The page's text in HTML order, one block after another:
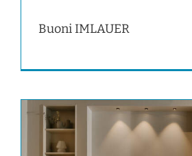
Buoni IMLAUER